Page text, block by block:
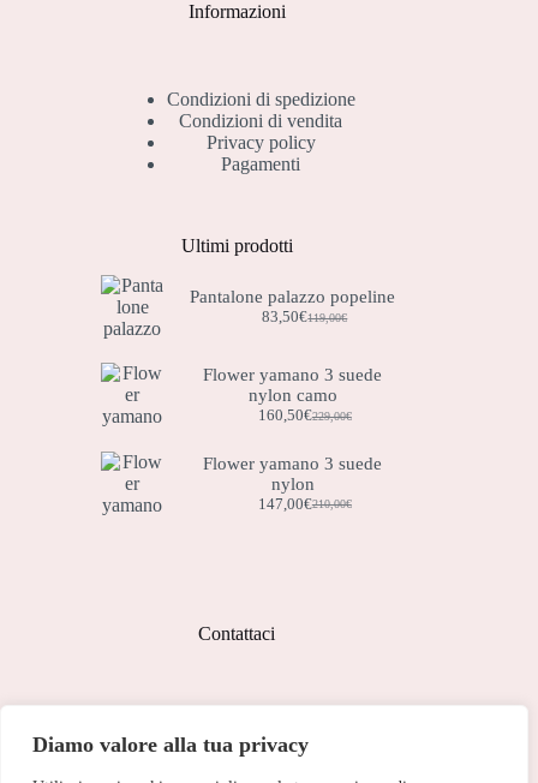
Diamo valore alla tua privacy
Informazioni
Condizioni di spedizione
Condizioni di vendita
Privacy policy
Pagamenti
Ultimi prodotti
Pantalone palazzo popeline
119,00€
Il
era:
119,00€.
83,50€Il
è:
83,50€.
Flower yamano 3 suede
nylon camo
229,00€
Il
originale
era:
229,00€.
160,50€
Il
attuale
è:
160,50€.
Flower yamano 3 suede
nylon
210,00€
Il
147,00€
Il
Contattaci
Corso Peschiera, 279 10141